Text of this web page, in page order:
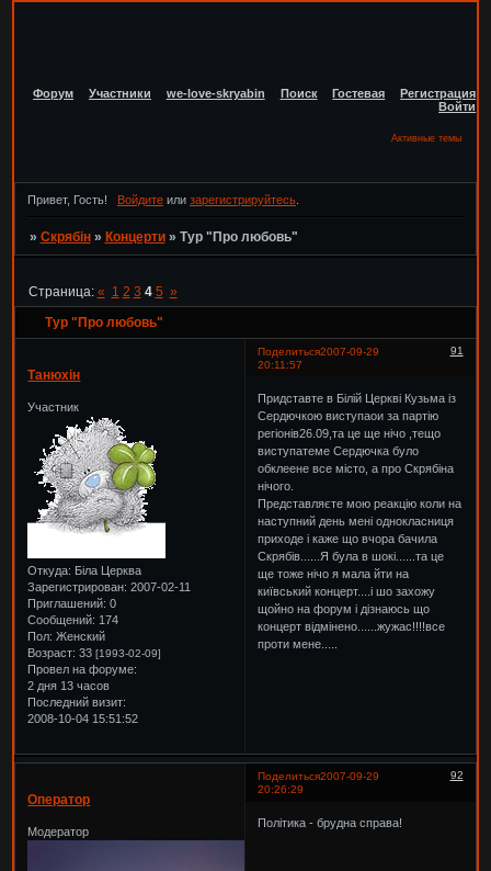
Форум Участники we-love-skryabin Поиск Гостевая
Регистрация
Войти
Активные темы
Привет, Гость! Войдитеили зарегистрируйтесь.
» Скрябін » Концерти » Тур "Про любовь"
Тур "Про любовь"
Страница: « 1 2 3 4 5 »
Поделиться 91
2007-09-29
20:11:57
Танюхін
Участник
Откуда: Біла Церква
Зарегистрирован: 2007-02-11
Приглашений: 0
Сообщений: 174
Пол: Женский
Возраст: 33[1993-02-09]
Провел на форуме:
2 дня 13 часов
Последний визит:
2008-10-04 15:51:52
Придставте в Білій Церкві Кузьма із
Сердючкою виступаои за партію
регіонів26.09,та це ще нічо ,тещо
виступатеме Сердючка було
обклеене все місто, а про Скрябіна
нічого.
Представляєте мою реакцію коли на
наступний день мені однокласниця
приходе і каже що вчора бачила
Скрябів......Я була в шокі......та це
ще тоже нічо я мала йти на
київський концерт....і шо захожу
щойно на форум і дізнаюсь що
концерт відмінено......жужас!!!!все
проти мене.....
Поделиться 92
2007-09-29
20:26:29
Оператор
Модератор
Політика - брудна справа!